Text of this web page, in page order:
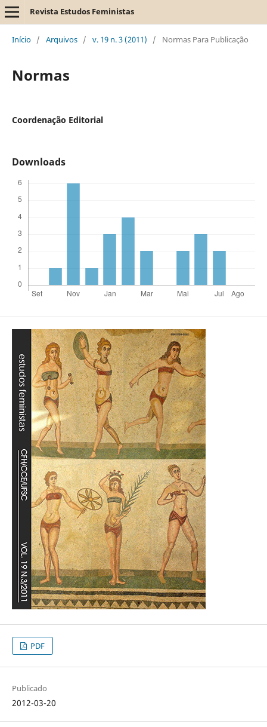
Revista Estudos Feministas
Início / Arquivos / v. 19 n. 3 (2011) / Normas Para Publicação
Normas
Coordenação Editorial
Downloads
PDF
Publicado
2012-03-20